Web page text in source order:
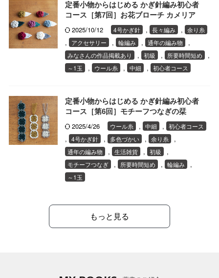
定番小物からはじめる かぎ針編み初心者
コース［第7回］お花ブローチ カメリア
2025/10/12 4号かぎ針 , 長々編み , 余り糸
, アクセサリー , 輪編み , 通年の編み物 ,
みなさんの作品掲載あり , 初級 , 所要時間短め ,
～1玉 , ウール糸 , 中細 , 初心者コース
定番小物からはじめる かぎ針編み初心者
コース［第6回］モチーフつなぎの栞
2025/4/26 ウール糸 , 中細 , 初心者コース
, 4号かぎ針 , 多色づかい , 余り糸 ,
通年の編み物 , 生活雑貨 , 初級 ,
モチーフつなぎ , 所要時間短め , 輪編み ,
～1玉
もっと見る